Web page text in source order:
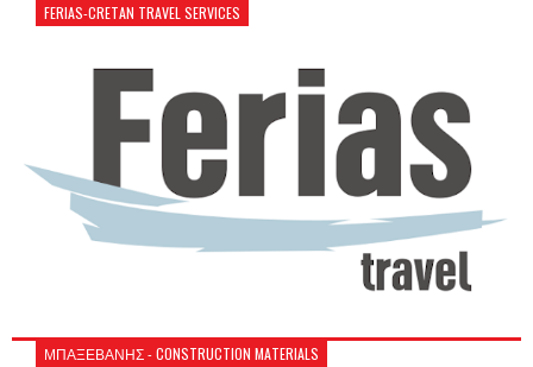
FERIAS-CRETAN TRAVEL SERVICES
ΜΠΑΞΕΒΑΝΗΣ - CONSTRUCTION MATERIALS